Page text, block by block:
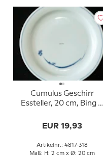
Cumulus Geschirr
Essteller, 20 cm, Bing &
EUR 19,93
Artikelnr.: 4817-318
Maß: H: 2 cm x Ø: 20 cm